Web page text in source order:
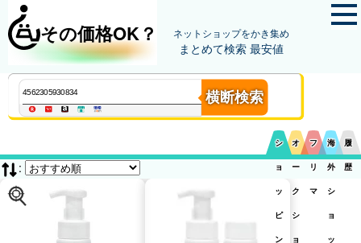
その価格OK？ ネットショップをかき集め
まとめて検索 最安値
横断検索
シ
ョ
ッ
ピ
ン
オ
ー
ク
シ
ョ
フ
リ
マ
海
外
シ
ョ
ッ
履
歴
: